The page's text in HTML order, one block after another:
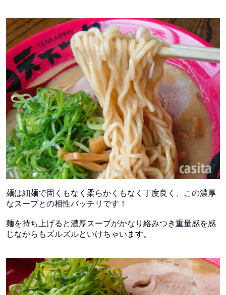
麺は細麺で固くもなく柔らかくもなく丁度良く、この濃厚
なスープとの相性バッチリです！
麺を持ち上げると濃厚スープがかなり絡みつき重量感を感
じながらもズルズルといけちゃいます。